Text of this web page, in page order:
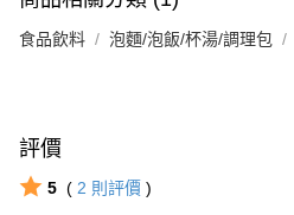
食品飲料 泡麵/泡飯/杯湯/調理包
評價
5 ( 2 則評價 )